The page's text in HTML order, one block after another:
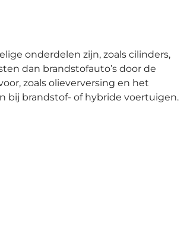
onderdelen zijn, zoals cilinders,
dan brandstofauto’s door de
zoals olieverversing en het
bij brandstof- of hybride voertuigen.